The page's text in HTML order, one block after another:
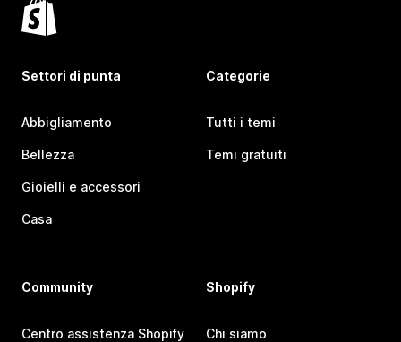
Settori di punta
Abbigliamento
Bellezza
Gioielli e accessori
Casa
Categorie
Tutti i temi
Temi gratuiti
Community
Centro assistenza Shopify
Shopify
Chi siamo